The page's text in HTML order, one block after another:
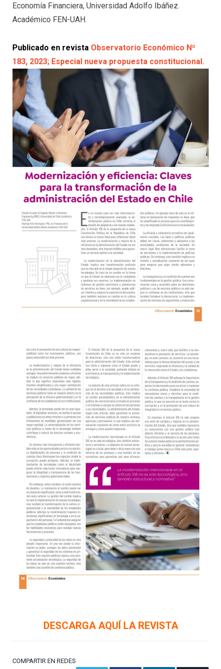
Economía Financiera, Universidad Adolfo Ibáñez.
Académico FEN-UAH.
Publicado en revista Observatorio Económico Nº
183, 2023; Especial nueva propuesta constitucional.
DESCARGA AQUÍ LA REVISTA
COMPARTIR EN REDES